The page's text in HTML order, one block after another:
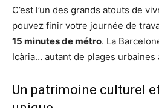
C’est l’un des grands atouts de
pouvez finir votre journée de
15 minutes de métro. La
Icària… autant de plages
Un patrimoine culturel